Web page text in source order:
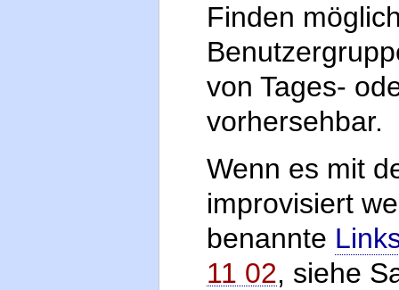
Finden
von Tages-
vorhersehbar.
Wenn es mit
improvisiert
benannte
11 02, siehe